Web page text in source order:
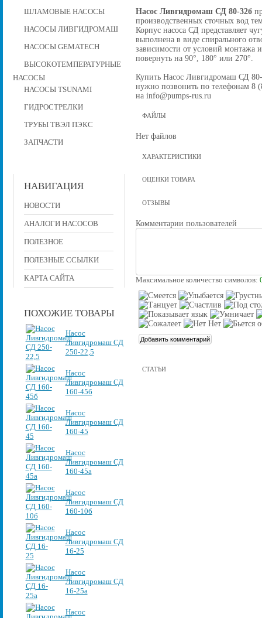
ШЛАМОВЫЕ НАСОСЫ
НАСОСЫ ЛИВГИДРОМАШ
НАСОСЫ GEMATECH
ВЫСОКОТЕМПЕРАТУРНЫЕ
НАСОСЫ
НАСОСЫ TSUNAMI
ГИДРОСТРЕЛКИ
ТРУБЫ ТВЭЛ ПЭКС
ЗАПЧАСТИ
НАВИГАЦИЯ
НОВОСТИ
АНАЛОГИ НАСОСОВ
ПОЛЕЗНОЕ
ПОЛЕЗНЫЕ ССЫЛКИ
КАРТА САЙТА
ПОХОЖИЕ ТОВАРЫ
Насос
Ливгидромаш СД
250-22,5
Насос
Ливгидромаш СД
160-45б
Насос
Ливгидромаш СД
160-45
Насос
Ливгидромаш СД
160-45а
Насос
Ливгидромаш СД
160-10б
Насос
Ливгидромаш СД
16-25
Насос
Ливгидромаш СД
16-25а
Насос
Насос Ливгидромаш СД 80-32б
производственных сточных вод
Корпус насоса СД представляет
выполнена в виде спирального
зависимости от условий монтажа
повернуть на 90°, 180° или 270°.
Купить Насос Ливгидромаш СД 80-
нужно позвонить по телефонам 8
на info@pumps-rus.ru
ФАЙЛЫ
Нет файлов
ХАРАКТЕРИСТИКИ
ОЦЕНКИ ТОВАРА
ОТЗЫВЫ
Комментарии пользователей
Максимальное количество символов:
СТАТЬИ